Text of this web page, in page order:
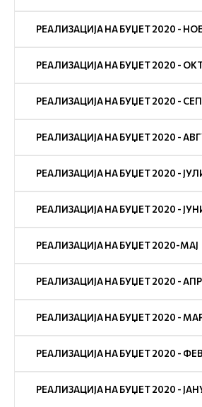
РЕАЛИЗАЦИЈА НА БУЏЕТ 2020 -
РЕАЛИЗАЦИЈА НА БУЏЕТ 2020 -
РЕАЛИЗАЦИЈА НА БУЏЕТ 2020 -
РЕАЛИЗАЦИЈА НА БУЏЕТ 2020 -
РЕАЛИЗАЦИЈА НА БУЏЕТ 2020 -
РЕАЛИЗАЦИЈА НА БУЏЕТ 2020 -
РЕАЛИЗАЦИЈА НА БУЏЕТ 2020-МАЈ
РЕАЛИЗАЦИЈА НА БУЏЕТ 2020 -
РЕАЛИЗАЦИЈА НА БУЏЕТ 2020 -
РЕАЛИЗАЦИЈА НА БУЏЕТ 2020 -
РЕАЛИЗАЦИЈА НА БУЏЕТ 2020 -